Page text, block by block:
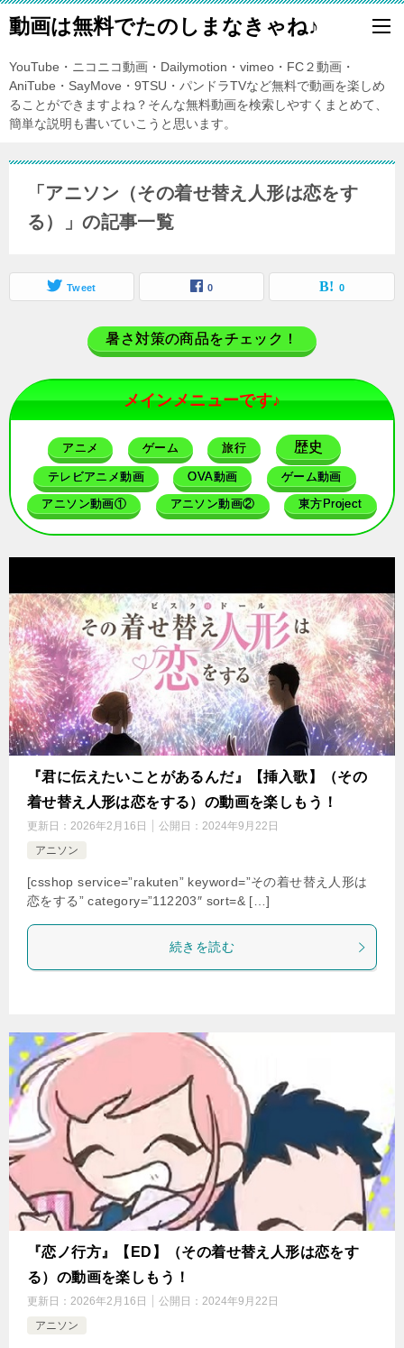
動画は無料でたのしまなきゃね♪
YouTube・ニコニコ動画・Dailymotion・vimeo・FC２動画・
AniTube・SayMove・9TSU・パンドラTVなど無料で動画を楽しめ
ることができますよね？そんな無料動画を検索しやすくまとめて、
簡単な説明も書いていこうと思います。
「アニソン（その着せ替え人形は恋をす
る）」の記事一覧
Tweet 0 0
暑さ対策の商品をチェック！
メインメニューです♪
アニメ ゲーム 旅行 歴史
テレビアニメ動画 OVA動画 ゲーム動画
アニソン動画① アニソン動画② 東方Project
『君に伝えたいことがあるんだ』【挿入歌】（その
着せ替え人形は恋をする）の動画を楽しもう！
更新日： 2026年2月16日 公開日： 2024年9月22日
アニソン
[csshop service=”rakuten” keyword=”その着せ替え人形は
恋をする” category=”112203″ sort=& […]
続きを読む
『恋ノ行方』【ED】（その着せ替え人形は恋をす
る）の動画を楽しもう！
更新日： 2026年2月16日 公開日： 2024年9月22日
アニソン